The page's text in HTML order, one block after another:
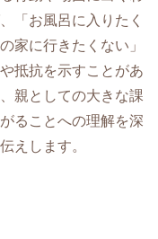
「お風呂に入りたく
家に行きたくない」
抵抗を示すことがあ
親としての大きな課
ることへの理解を深
えします。